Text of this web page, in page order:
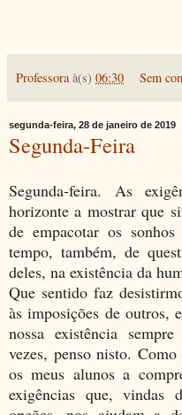
Professora à(s) 06:30 Sem
segunda-feira, 28 de janeiro de 2019
Segunda-Feira
Segunda-feira. As
horizonte a mostrar que
de empacotar os
tempo, também, de
deles, na existência da
Que sentido faz
às imposições de outros,
nossa existência
vezes, penso nisto.
os meus alunos a
exigências que,